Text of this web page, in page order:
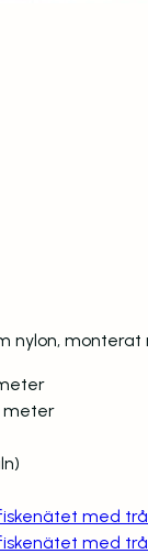
nylon,
meter
med
med